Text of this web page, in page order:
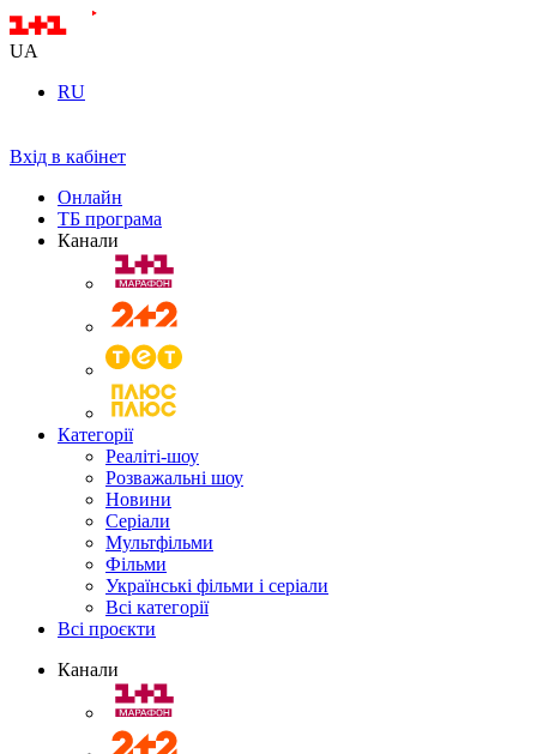
UA
RU
Вхід в кабінет
Онлайн
ТБ програма
Канали
Категорії
Реаліті-шоу
Розважальні шоу
Новини
Серіали
Мультфільми
Фільми
Українські фільми і серіали
Всі категорії
Всі проєкти
Канали